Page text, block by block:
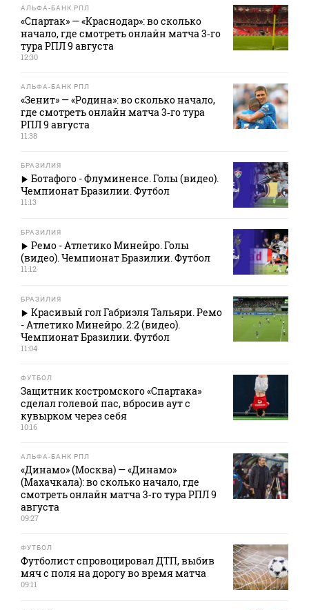
АЛЬФА-БАНК РПЛ
«Спартак» — «Краснодар»: во сколько
начало, где смотреть онлайн матча 3‑го
тура РПЛ 9 августа
12:30
АЛЬФА-БАНК РПЛ
«Зенит» — «Родина»: во сколько начало,
где смотреть онлайн матча 3‑го тура
РПЛ 9 августа
11:38
БРАЗИЛИЯ
Ботафого - Флуминенсе. Голы (видео).
Чемпионат Бразилии. Футбол
11:13
БРАЗИЛИЯ
Ремо - Атлетико Минейро. Голы
(видео). Чемпионат Бразилии. Футбол
11:12
БРАЗИЛИЯ
Красивый гол Габриэля Тальяри. Ремо
- Атлетико Минейро. 2:2 (видео).
Чемпионат Бразилии. Футбол
11:04
ФУТБОЛ
Защитник костромского «Спартака»
сделал голевой пас, вбросив аут с
кувырком через себя
10:16
АЛЬФА-БАНК РПЛ
«Динамо» (Москва) — «Динамо»
(Махачкала): во сколько начало, где
смотреть онлайн матча 3‑го тура РПЛ 9
августа
09:27
ФУТБОЛ
Футболист спровоцировал ДТП, выбив
мяч с поля на дорогу во время матча
09:11